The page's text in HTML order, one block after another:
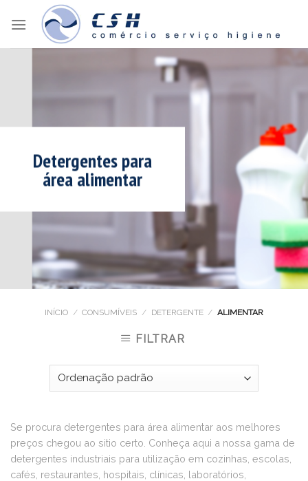
Detergentes para
área alimentar
INÍCIO / CONSUMÍVEIS / DETERGENTE / ALIMENTAR
FILTRAR
Se procura detergentes para área alimentar aos melhores
preços chegou ao sitio certo. Conheça aqui a nossa gama de
detergentes industriais para utilização em cozinhas, escolas,
cafés, restaurantes, hospitais, clínicas, laboratórios,